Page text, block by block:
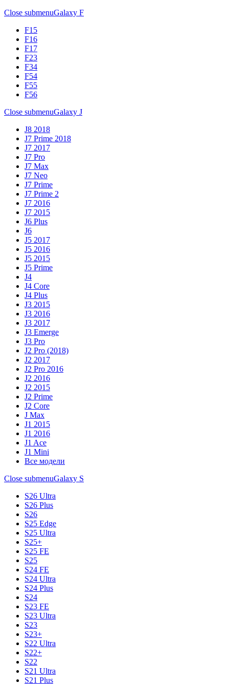
Close submenuGalaxy F
F15
F16
F17
F23
F34
F54
F55
F56
Close submenuGalaxy J
J8 2018
J7 Prime 2018
J7 2017
J7 Pro
J7 Max
J7 Neo
J7 Prime
J7 Prime 2
J7 2016
J7 2015
J6 Plus
J6
J5 2017
J5 2016
J5 2015
J5 Prime
J4
J4 Core
J4 Plus
J3 2015
J3 2016
J3 2017
J3 Emerge
J3 Pro
J2 Pro (2018)
J2 2017
J2 Pro 2016
J2 2016
J2 2015
J2 Prime
J2 Core
J Max
J1 2015
J1 2016
J1 Ace
J1 Mini
Все модели
Close submenuGalaxy S
S26 Ultra
S26 Plus
S26
S25 Edge
S25 Ultra
S25+
S25 FE
S25
S24 FE
S24 Ultra
S24 Plus
S24
S23 FE
S23 Ultra
S23
S23+
S22 Ultra
S22+
S22
S21 Ultra
S21 Plus